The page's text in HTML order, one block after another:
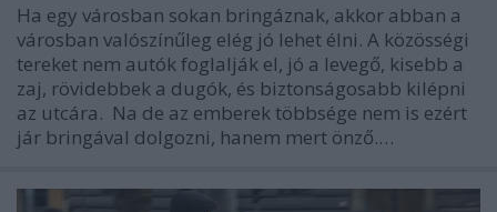
Ha egy városban sokan bringáznak, akkor abban a
városban valószínűleg elég jó lehet élni. A közösségi
tereket nem autók foglalják el, jó a levegő, kisebb a
zaj, rövidebbek a dugók, és biztonságosabb kilépni
az utcára. Na de az emberek többsége nem is ezért
jár bringával dolgozni, hanem mert önző.…